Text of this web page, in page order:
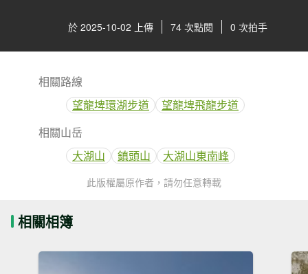
於 2025-10-02 上傳 74 次點閱 0 次拍手
相關路線
望龍埤環湖步道
望龍埤飛龍步道
相關山岳
大湖山
鎮頭山 大湖山東南峰
此版權屬原作者，請勿任意轉載
相關相簿